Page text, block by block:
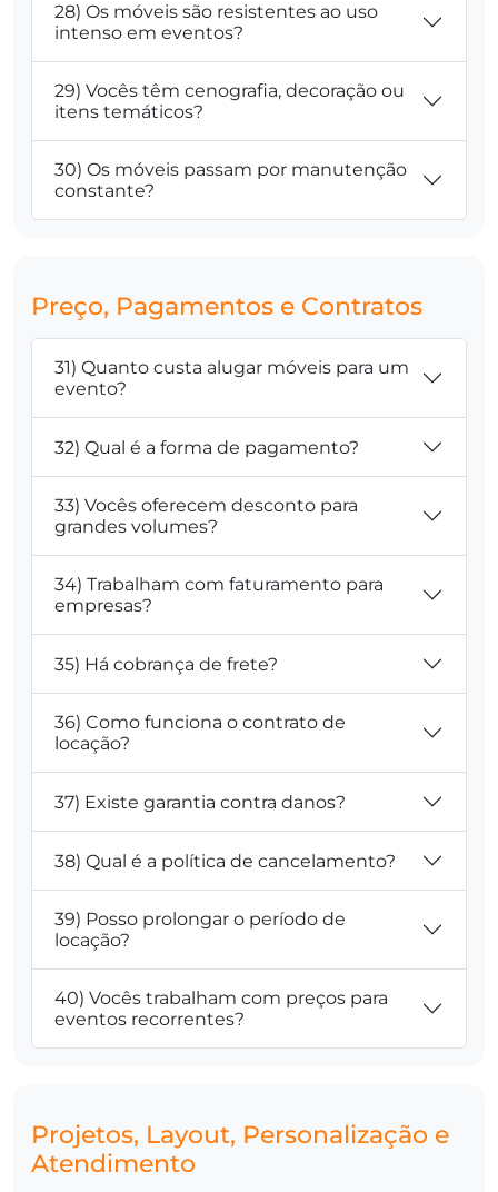
28) Os móveis são resistentes ao uso
intenso em eventos?
29) Vocês têm cenografia, decoração ou
itens temáticos?
30) Os móveis passam por manutenção
constante?
Preço, Pagamentos e Contratos
31) Quanto custa alugar móveis para um
evento?
32) Qual é a forma de pagamento?
33) Vocês oferecem desconto para
grandes volumes?
34) Trabalham com faturamento para
empresas?
35) Há cobrança de frete?
36) Como funciona o contrato de
locação?
37) Existe garantia contra danos?
38) Qual é a política de cancelamento?
39) Posso prolongar o período de
locação?
40) Vocês trabalham com preços para
eventos recorrentes?
Projetos, Layout, Personalização e
Atendimento